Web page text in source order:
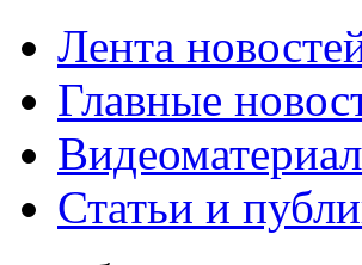
Лента
Главные
Статьи и